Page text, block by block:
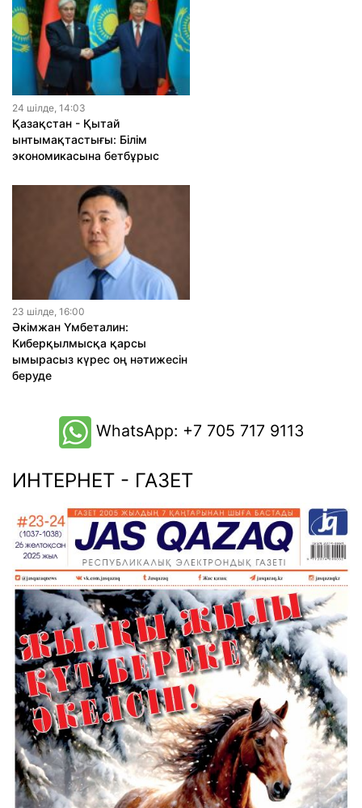
24 шiлде, 14:03
Қазақстан - Қытай
ынтымақтастығы: Білім
экономикасына бетбұрыс
23 шiлде, 16:00
Әкімжан Үмбеталин:
Киберқылмысқа қарсы
ымырасыз күрес оң нәтижесін
беруде
WhatsApp: +7 705 717 9113
ИНТЕРНЕТ - ГАЗЕТ